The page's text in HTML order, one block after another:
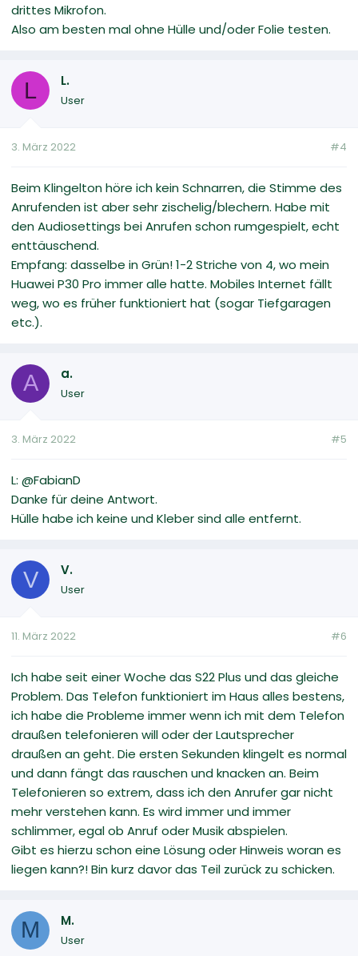
drittes Mikrofon.
Also am besten mal ohne Hülle und/oder Folie testen.
L L.
User
3. März 2022 #4
Beim Klingelton höre ich kein Schnarren, die Stimme des
Anrufenden ist aber sehr zischelig/blechern. Habe mit
den Audiosettings bei Anrufen schon rumgespielt, echt
enttäuschend.
Empfang: dasselbe in Grün! 1-2 Striche von 4, wo mein
Huawei P30 Pro immer alle hatte. Mobiles Internet fällt
weg, wo es früher funktioniert hat (sogar Tiefgaragen
etc.).
A a.
User
3. März 2022 #5
L: @FabianD
Danke für deine Antwort.
Hülle habe ich keine und Kleber sind alle entfernt.
V V.
User
11. März 2022 #6
Ich habe seit einer Woche das S22 Plus und das gleiche
Problem. Das Telefon funktioniert im Haus alles bestens,
ich habe die Probleme immer wenn ich mit dem Telefon
draußen telefonieren will oder der Lautsprecher
draußen an geht. Die ersten Sekunden klingelt es normal
und dann fängt das rauschen und knacken an. Beim
Telefonieren so extrem, dass ich den Anrufer gar nicht
mehr verstehen kann. Es wird immer und immer
schlimmer, egal ob Anruf oder Musik abspielen.
Gibt es hierzu schon eine Lösung oder Hinweis woran es
liegen kann?! Bin kurz davor das Teil zurück zu schicken.
M M.
User